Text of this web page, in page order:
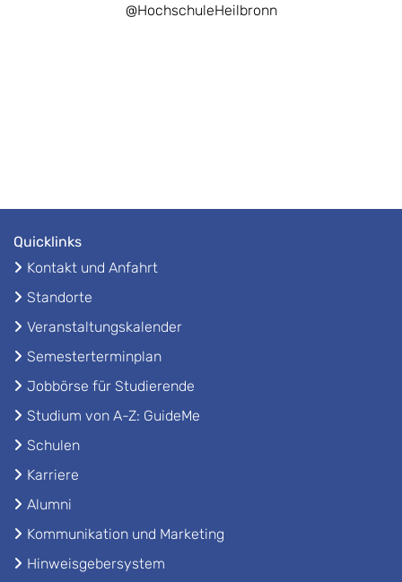
@HochschuleHeilbronn
Quicklinks
Kontakt und Anfahrt
Standorte
Veranstaltungskalender
Semesterterminplan
Jobbörse für Studierende
Studium von A-Z: GuideMe
Schulen
Karriere
Alumni
Kommunikation und Marketing
Hinweisgebersystem